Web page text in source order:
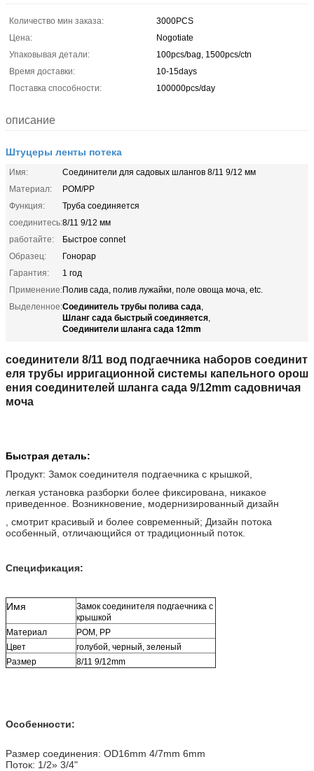
Количество мин заказа:
3000PCS
Цена:
Nogotiate
Упаковывая детали:
100pcs/bag, 1500pcs/ctn
Время доставки:
10-15days
Поставка способности:
100000pcs/day
описание
Штуцеры ленты потека
Имя:
Соединители для садовых шлангов 8/11 9/12 мм
Материал:
POM/PP
Функция:
Труба соединяется
соединитесь:8/11 9/12 мм
работайте:
Быстрое connet
Образец:
Гонорар
Гарантия:
1 год
Применение:Полив сада, полив лужайки, поле овоща моча, etc.
Выделенное:Соединитель трубы полива сада,
Шланг сада быстрый соединяется,
Соединители шланга сада 12mm
соединители 8/11 вод подгаечника наборов соединит
еля трубы ирригационной системы капельного орош
ения соединителей шланга сада 9/12mm садовничая
моча
Быстрая деталь:
Продукт: Замок соединителя подгаечника с крышкой,
легкая установка разборки более фиксирована, никакое
приведенное. Возникновение, модернизированный дизайн
, смотрит красивый и более современный; Дизайн потока
особенный, отличающийся от традиционный поток.
Спецификация:
Имя
Замок соединителя подгаечника с
крышкой
Материал
POM, PP
Цвет
голубой, черный, зеленый
Размер
8/11 9/12mm
Особенности:
Размер соединения: OD16mm 4/7mm 6mm
Поток: 1/2» 3/4"